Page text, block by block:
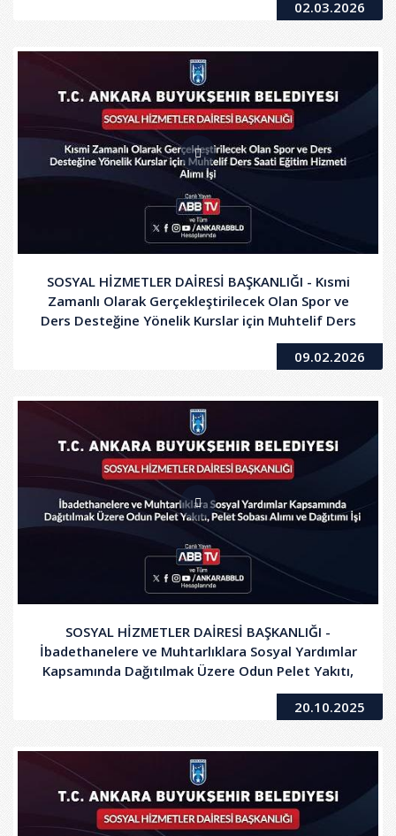
02.03.2026
SOSYAL HİZMETLER DAİRESİ BAŞKANLIĞI - Kısmi
Zamanlı Olarak Gerçekleştirilecek Olan Spor ve
Ders Desteğine Yönelik Kurslar için Muhtelif Ders
Saati Eğitim Hizmeti Alımı İşi
09.02.2026
SOSYAL HİZMETLER DAİRESİ BAŞKANLIĞI -
İbadethanelere ve Muhtarlıklara Sosyal Yardımlar
Kapsamında Dağıtılmak Üzere Odun Pelet Yakıtı,
Pelet Sobası Alımı ve Dağıtım İşi
20.10.2025